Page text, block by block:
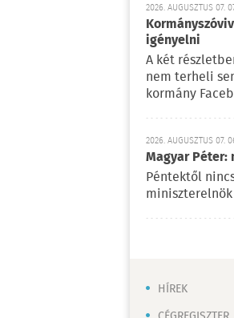
2026. AUGUSZTUS 07.
igényelni
A két
nem terheli
kormány
2026. AUGUSZTUS 07.
Magyar Péter:
Péntektől
HÍREK